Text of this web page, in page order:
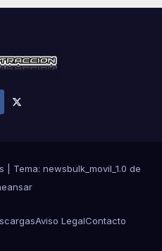
Tema: newsbulk_movil_1.0 de
Aviso LegalContacto